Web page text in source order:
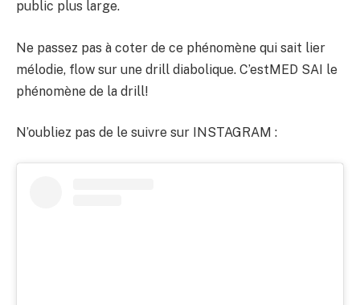
public plus large.
Ne passez pas à coter de ce phénomène qui sait lier
mélodie, flow sur une drill diabolique. C’estMED SAI le
phénomène de la drill!
N’oubliez pas de le suivre sur INSTAGRAM :